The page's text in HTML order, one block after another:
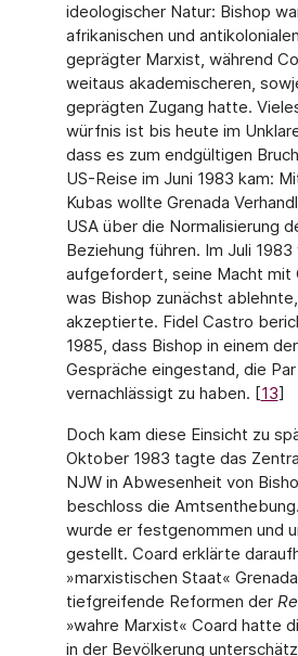
ideologischer Natur: Bishop
afrikanischen und
geprägter Marxist, während
weitaus akademischeren,
geprägten Zugang hatte.
würfnis ist bis heute im
dass es zum endgültigen
US-Reise im Juni 1983 kam:
Kubas wollte Grenada
USA über die Normalisierung
Beziehung führen. Im Juli
aufgefordert, seine Macht mit
was Bishop zunächst
akzeptierte. Fidel Castro
1985, dass Bishop in einem
Gespräche eingestand, die
vernachlässigt zu haben. [13]
Doch kam diese Einsicht zu
Oktober 1983 tagte das
NJW in Abwesenheit von
beschloss die
wurde er festge­nommen und
gestellt. Coard erklärte
»marxistischen Staat«
tiefgreifende Reformen der
»wahre Marxist« Coard hat­te
in der Bevölkerung